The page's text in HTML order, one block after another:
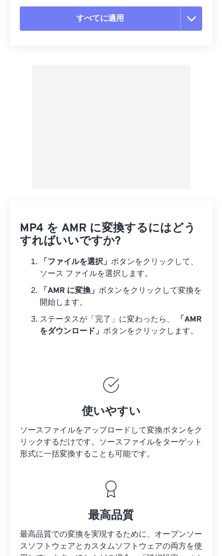
すべてに適用
MP4 を AMR に変換するにはどう
すればいいですか?
「ファイルを選択」 ボタンをクリックして、
ソース ファイルを選択します。
「AMR に変換」 ボタンをクリックして変換を
開始します。
ステータスが「完了」に変わったら、
「AMR
をダウンロード」 ボタンをクリックします。
使いやすい
ソースファイルをアップロードして変換ボタンをク
リックするだけです。 ソースファイルをターゲット
形式に一括変換することも可能です。
最高品質
最高品質での変換を実現するために、オープンソー
スソフトウェアとカスタムソフトウェアの両方を使